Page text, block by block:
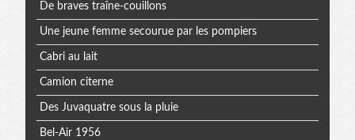
De braves traîne-couillons
Une jeune femme secourue par les pompiers
Cabri au lait
Camion citerne
Des Juvaquatre sous la pluie
Bel-Air 1956